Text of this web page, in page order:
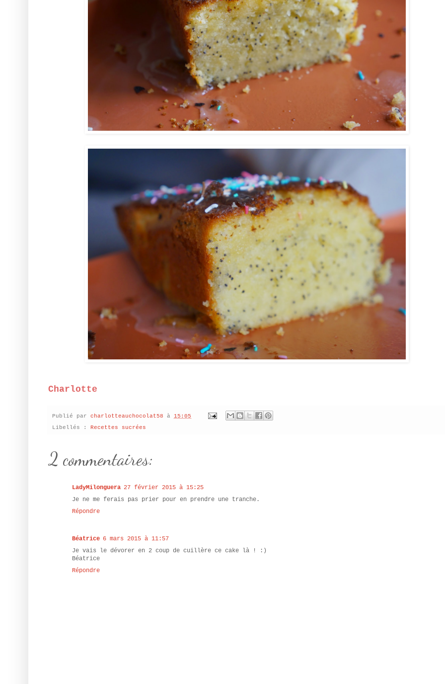
Charlotte
Publié par charlotteauchocolat58 à 15:05
Libellés :
Recettes sucrées
2 commentaires:
LadyMilonguera 27 février 2015 à 15:25
Je ne me ferais pas prier pour en prendre une tranche.
Répondre
Béatrice 6 mars 2015 à 11:57
Je vais le dévorer en 2 coup de cuillère ce cake là ! :)
Béatrice
Répondre